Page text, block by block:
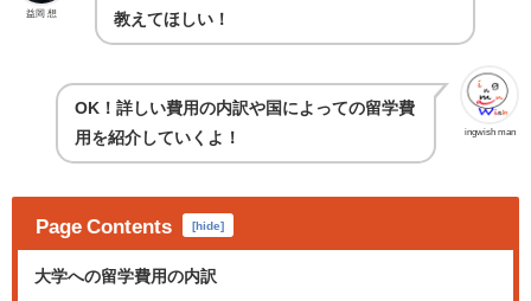
益岡 想
教えてほしい！
ingwish man
OK！詳しい費用の内訳や国によっての留学費
用を紹介していくよ！
Page Contents [hide]
大学への留学費用の内訳